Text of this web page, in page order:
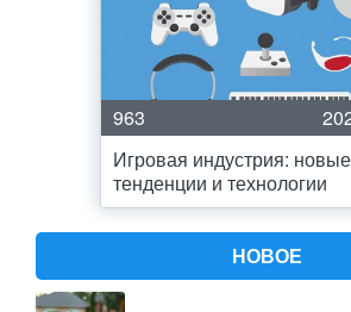
963
Игровая индустрия: новые
тенденции и технологии
НОВОЕ